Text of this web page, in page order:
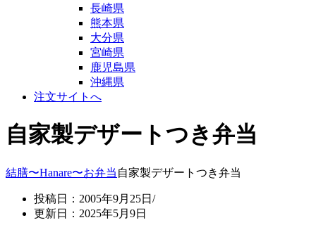
長崎県
熊本県
大分県
宮崎県
鹿児島県
沖縄県
注文サイトへ
自家製デザートつき弁当
結膳〜Hanare〜お弁当 自家製デザートつき弁当
投稿日：2005年9月25日/
更新日：2025年5月9日